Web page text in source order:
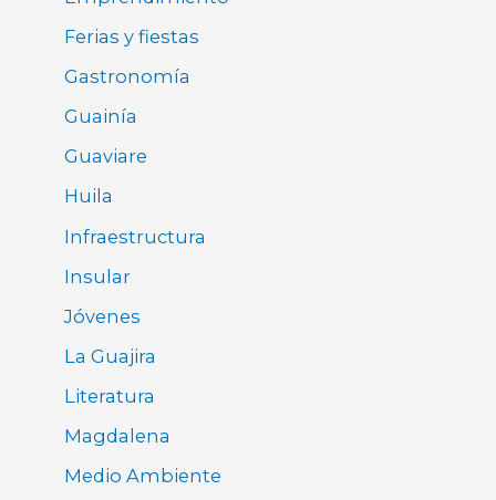
Ferias y fiestas
Gastronomía
Guainía
Guaviare
Huila
Infraestructura
Insular
Jóvenes
La Guajira
Literatura
Magdalena
Medio Ambiente